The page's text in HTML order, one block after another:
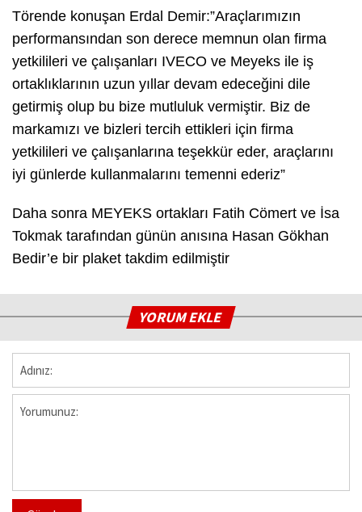
Törende konuşan Erdal Demir:”Araçlarımızın
performansından son derece memnun olan firma
yetkilileri ve çalışanları IVECO ve Meyeks ile iş
ortaklıklarının uzun yıllar devam edeceğini dile
getirmiş olup bu bize mutluluk vermiştir. Biz de
markamızı ve bizleri tercih ettikleri için firma
yetkilileri ve çalışanlarına teşekkür eder, araçlarını
iyi günlerde kullanmalarını temenni ederiz”
Daha sonra MEYEKS ortakları Fatih Cömert ve İsa
Tokmak tarafından günün anısına Hasan Gökhan
Bedir’e bir plaket takdim edilmiştir
YORUM EKLE